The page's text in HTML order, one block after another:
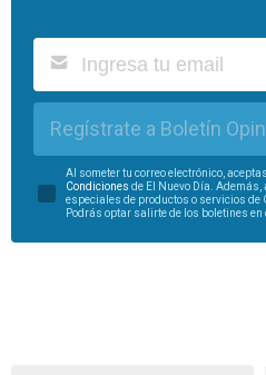
Regístrate a Boletín
Al someter tu correo electrónico,
Condiciones de El Nuevo Día.
especiales de productos o servicios de
Podrás optar salirte de los boletines